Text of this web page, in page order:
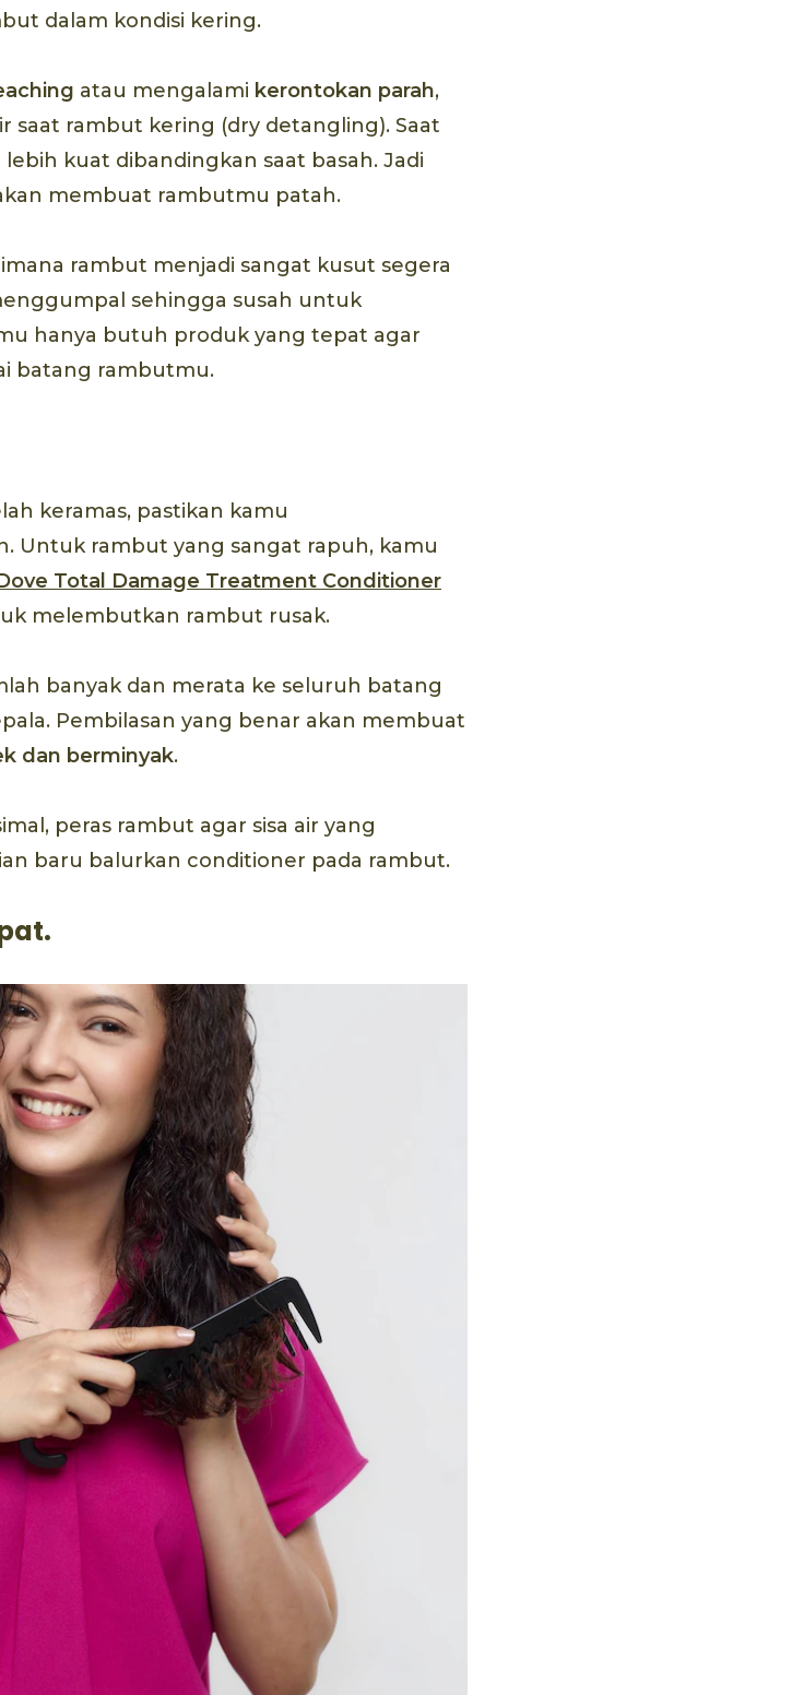
dalam kondisi kering.
atau mengalami kerontokan parah,
saat rambut kering (dry detangling). Saat
kuat dibandingkan saat basah. Jadi
membuat rambutmu patah.
rambut menjadi sangat kusut segera
sehingga susah untuk
hanya butuh produk yang tepat agar
batang rambutmu.
keramas, pastikan kamu
Untuk rambut yang sangat rapuh, kamu
Total Damage Treatment Conditioner
melembutkan rambut rusak.
banyak dan merata ke seluruh batang
Pembilasan yang benar akan membuat
dan berminyak.
peras rambut agar sisa air yang
baru balurkan conditioner pada rambut.